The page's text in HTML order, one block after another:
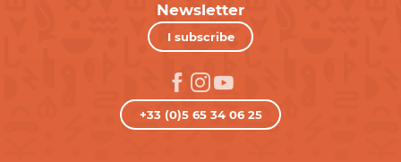
Newsletter
I subscribe
+33 (0)5 65 34 06 25